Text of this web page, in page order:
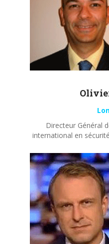
Directeur Général
international en